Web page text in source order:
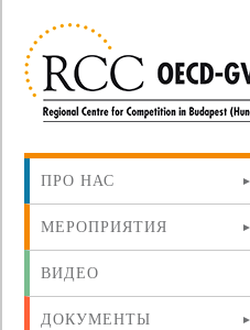
ПРО НАС
МЕРОПРИЯТИЯ
ВИДЕО
ДОКУМЕНТЫ